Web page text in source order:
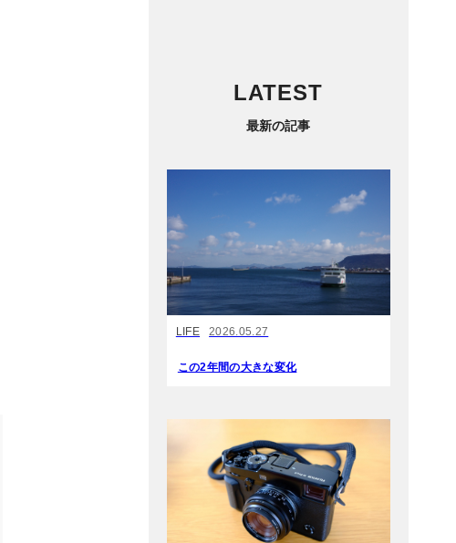
LATEST
最新の記事
LIFE 2026.05.27
この2年間の大きな変化